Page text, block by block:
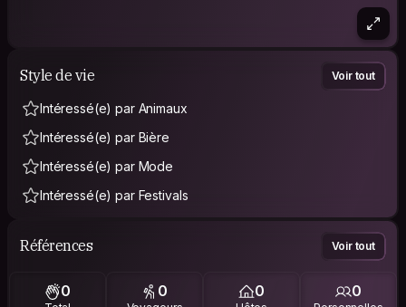
Style de vie Voir tout
Intéressé(e) par Animaux
Intéressé(e) par Bière
Intéressé(e) par Mode
Intéressé(e) par Festivals
Références Voir tout
0 0 0 0